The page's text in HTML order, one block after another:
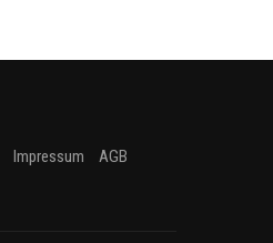
Impressum AGB